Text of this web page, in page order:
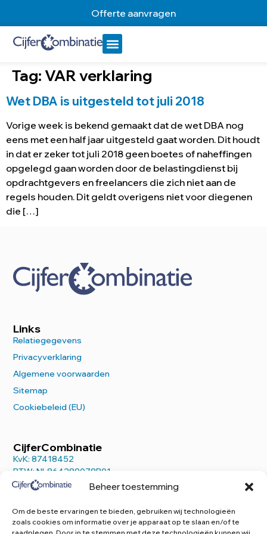
Beheer toestemming
Om de beste ervaringen te bieden, gebruiken wij technologieën
zoals cookies om informatie over je apparaat op te slaan en/of te
Offerte aanvragen
Tag:VAR verklaring
Wet DBA is uitgesteld tot juli 2018
Vorige week is bekend gemaakt dat de wet DBA nog
eens met een half jaar uitgesteld gaat worden. Dit houdt
in dat er zeker tot juli 2018 geen boetes of naheffingen
opgelegd gaan worden door de belastingdienst bij
opdrachtgevers en freelancers die zich niet aan de
regels houden. Dit geldt overigens niet voor diegenen
die […]
CijferCombinatie
KvK: 87418452
BTW: NL864289078B01
Links
Relatiegegevens
Privacyverklaring
Algemene voorwaarden
Sitemap
Cookiebeleid (EU)